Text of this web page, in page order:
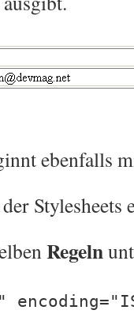
ebenfalls
Regeln